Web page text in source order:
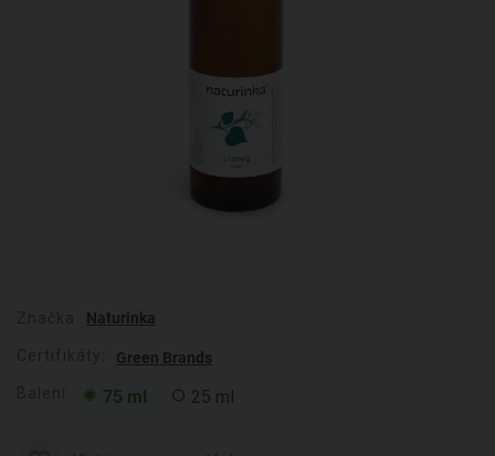
Naturinka
Green Brands
75 ml 25 ml